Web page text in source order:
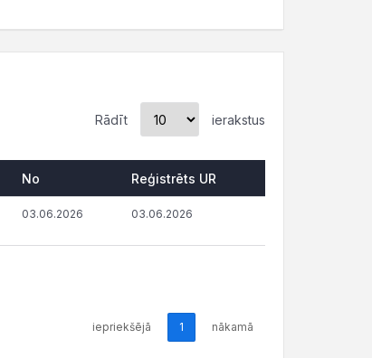
Rādīt ierakstus
No Reģistrēts UR
03.06.2026 03.06.2026
iepriekšējā 1 nākamā